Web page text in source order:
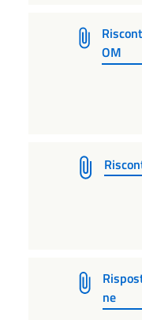
OM
ne